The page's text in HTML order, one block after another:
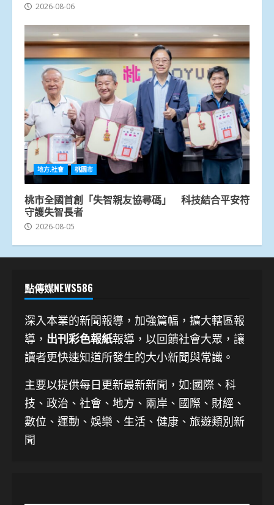
2026-08-06
地方.社會 桃園市
桃市全國首創「失智親友協尋碼」 科技結合平安符
守護失智長者
2026-08-05
點傳媒NEWS586
深入本業的新聞報導，加強篇幅，擴大轄區報
導， 出刊彩色報紙報導，以回饋社會大眾，讓
讀者更快速知道所發生的大小新聞與常識。
主要以提供每日更新最新新聞 ，如:國際、科
技、 政治、社會、地方、兩岸、國際、財經、
數位、運動、娛樂、生活、健康、旅遊類別新
聞